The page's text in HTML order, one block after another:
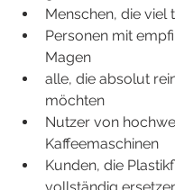
Menschen, die viel
Personen mit
Magen
alle, die absolut
möchten
Nutzer von
Kaffeemaschinen
Kunden, die